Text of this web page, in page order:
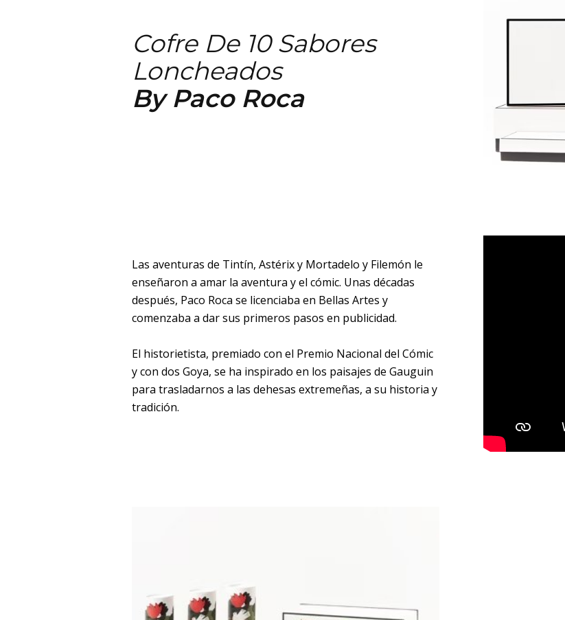
Cofre De 10 Sabores
Loncheados
By Paco Roca
Las aventuras de Tintín, Astérix y Mortadelo y Filemón le
enseñaron a amar la aventura y el cómic. Unas décadas
después, Paco Roca se licenciaba en Bellas Artes y
comenzaba a dar sus primeros pasos en publicidad.
El historietista, premiado con el Premio Nacional del Cómic
y con dos Goya, se ha inspirado en los paisajes de Gauguin
para trasladarnos a las dehesas extremeñas, a su historia y
tradición.